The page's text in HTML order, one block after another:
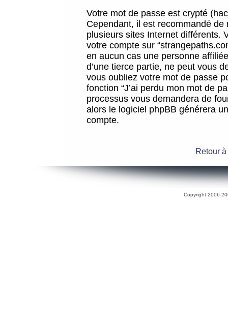
Votre mot de passe est crypté
Cependant, il est recommandé
plusieurs sites Internet différents.
votre compte sur
en aucun cas une personne
d’une tierce partie, ne peut vous
vous oubliez votre mot de passe
fonction “J’ai perdu mon mot de
processus vous demandera de
alors le logiciel phpBB générera
compte.
Retour
Copyright 2006-